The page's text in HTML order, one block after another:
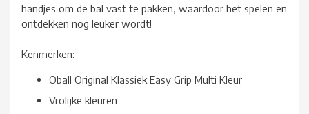
handjes om de bal vast te pakken, waardoor het spelen en
ontdekken nog leuker wordt!
Kenmerken:
Oball Original Klassiek Easy Grip Multi Kleur
Vrolijke kleuren